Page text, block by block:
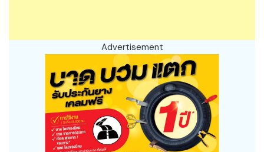
Advertisement